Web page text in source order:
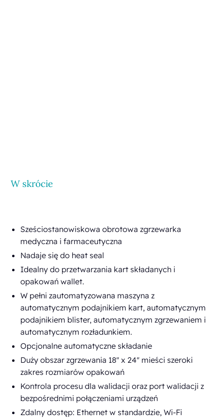
W skrócie
Sześciostanowiskowa obrotowa zgrzewarka
medyczna i farmaceutyczna
Nadaje się do heat seal
Idealny do przetwarzania kart składanych i
opakowań wallet.
W pełni zautomatyzowana maszyna z
automatycznym podajnikiem kart, automatycznym
podajnikiem blister, automatycznym zgrzewaniem i
automatycznym rozładunkiem.
Opcjonalne automatyczne składanie
Duży obszar zgrzewania 18" x 24" mieści szeroki
zakres rozmiarów opakowań
Kontrola procesu dla walidacji oraz port walidacji z
bezpośrednimi połączeniami urządzeń
Zdalny dostęp: Ethernet w standardzie, Wi-Fi